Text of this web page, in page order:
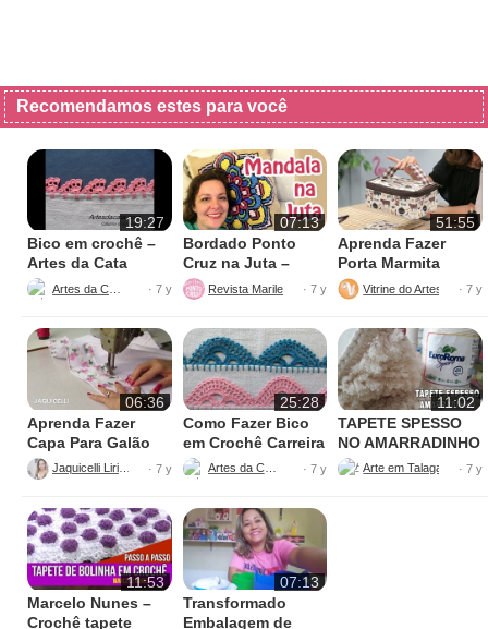
Recomendamos estes para você
19:27
Bico em crochê –
Artes da Cata
· 7 y
07:13
Bordado Ponto
Cruz na Juta –
Fácil de Fazer
Revista Marileny Ponto Cruz
· 7 y
51:55
Aprenda Fazer
Porta Marmita
Térmica
Vitrine do Artesanato
· 7 y
06:36
Aprenda Fazer
Capa Para Galão
de Água – 20 litros
Jaquicelli Liriane · 7 y
25:28
Como Fazer Bico
em Crochê Carreira
Única
Artes da Cata · 7 y
11:02
TAPETE SPESSO
NO AMARRADINHO
PERFEITO
· 7 y
11:53
Marcelo Nunes –
Crochê tapete
07:13
Transformado
Embalagem de